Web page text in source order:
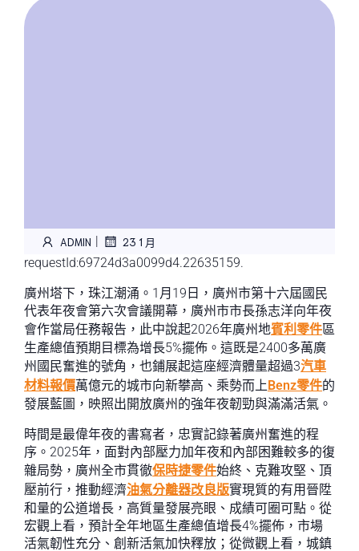
ADMIN | 23 1 月
requestId:69724d3a0099d4.22635159.
廣州塔下，珠江潮涌。1月19日，廣州市第十六屆國民
代表年夜會第六次會議開幕，廣州市市長孫志洋向年夜
會作當局任務報告，此中說起2026年廣州地賓利零件區
生產總值預期目標為增長5%擺佈。這既是2400多萬廣
州國民奮進的號角，也鋪展起這座經濟體量超過3汽車
材料報價萬億元的城市向新攀高、乘勢而上Benz零件的
發展藍圖，映照出開放廣州的強年夜韌勁與滿滿活氣。
時間是最偉年夜的書寫者，忠實記錄著廣州奮進的程
序。2025年，面對內部壓力加年夜和內部困難較多的復
雜局勢，廣州全市貫徹保時捷零件始終、克難攻堅、頂
壓前行，推動經濟油氣分離器改良版實現質的有用晉陞
和量的公道增長，高質量發展亮眼、成績可圈可點。從
宏觀上看，預計全年地區生產總值增長4%擺佈，市場
活氣韌性充分、創新活氣加快釋放；從微觀上看，城鎮